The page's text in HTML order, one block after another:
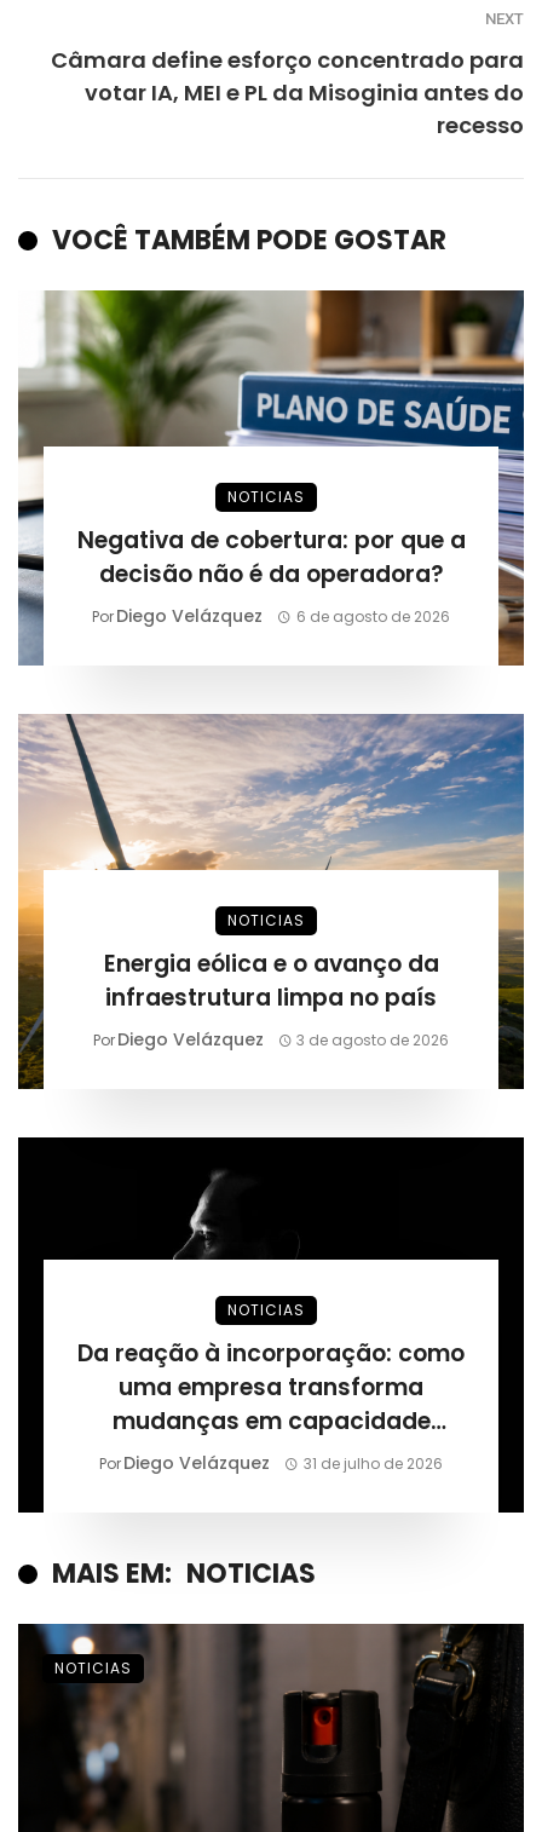
NEXT
Câmara define esforço concentrado para
votar IA, MEI e PL da Misoginia antes do
recesso
VOCÊ TAMBÉM PODE GOSTAR
NOTICIAS
Negativa de cobertura: por que a
decisão não é da operadora?
PorDiego Velázquez 6 de agosto de 2026
NOTICIAS
Energia eólica e o avanço da
infraestrutura limpa no país
PorDiego Velázquez 3 de agosto de 2026
NOTICIAS
Da reação à incorporação: como
uma empresa transforma
mudanças em capacidade
permanente, segundo Márcio
PorDiego Velázquez 31 de julho de 2026
MAIS EM: NOTICIAS
NOTICIAS